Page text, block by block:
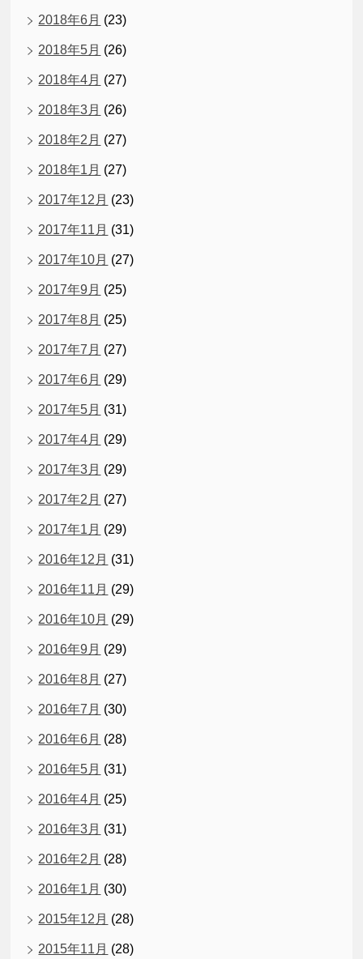
2018年6月 (23)
2018年5月 (26)
2018年4月 (27)
2018年3月 (26)
2018年2月 (27)
2018年1月 (27)
2017年12月 (23)
2017年11月 (31)
2017年10月 (27)
2017年9月 (25)
2017年8月 (25)
2017年7月 (27)
2017年6月 (29)
2017年5月 (31)
2017年4月 (29)
2017年3月 (29)
2017年2月 (27)
2017年1月 (29)
2016年12月 (31)
2016年11月 (29)
2016年10月 (29)
2016年9月 (29)
2016年8月 (27)
2016年7月 (30)
2016年6月 (28)
2016年5月 (31)
2016年4月 (25)
2016年3月 (31)
2016年2月 (28)
2016年1月 (30)
2015年12月 (28)
2015年11月 (28)